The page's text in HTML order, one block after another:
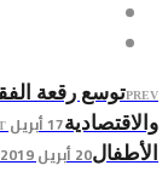
PREVتوسع رقعة
والاقتصادية17 أبريل 2019
الأطفال20 أبريل 2019